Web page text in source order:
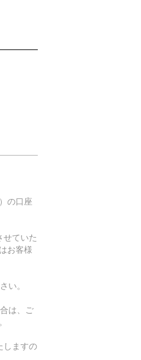
の口座
せていた
お客様
い。
は、ご
しますの